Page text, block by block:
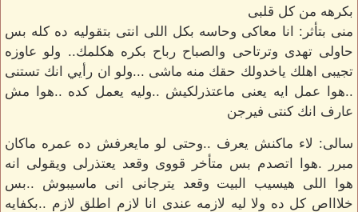
بكرهه من كل قلبى
منى بتأثر: انا معاكى وحاسه بكل اللى انتى بتقوليه ده كله بس
حاولى تهدى وترتاحى والصباح رباح بكره هكلمك.. ولو عاوزه
تجيبى اهلك ياخدولك حقك منه ماشى ...ولو ان رأيي انك تستنى
..هوا عمل ايه يعنى ماعتذرلكيش ..وليه يعمل كده ..هوا مش
عارف انك كنتى فيرجن
سالى: لاء ماكنش يعرف ..وحتى لو مايعرفش ده عمره ماكان
مبرر .هوا اتصدم بس متأخر قووى وقعد يعتذرلى ويقولى انه
هوا اللى هيسيب البيت وقعد يترجانى انى ماسيبوش ..بس
خلاااص كل ده ولا ليه لازمه عندى انا لازم اطلق لازم ..بكفايه